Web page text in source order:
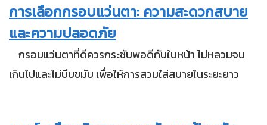
การเลือกกรอบแว่นตา: ความสะดวกสบาย
และความปลอดภัย
กรอบแว่นตาที่ดีควรกระชับพอดีกับใบหน้า ไม่หลวมจน
เกินไปและไม่บีบขมับ เพื่อให้การสวมใส่สบายในระยะยาว